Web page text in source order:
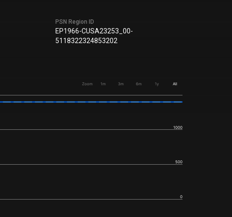
PSN Region ID
EP1966-CUSA23253_00-
5118322324853202
Zoom 1m 3m 6m 1y All
0
500
1000